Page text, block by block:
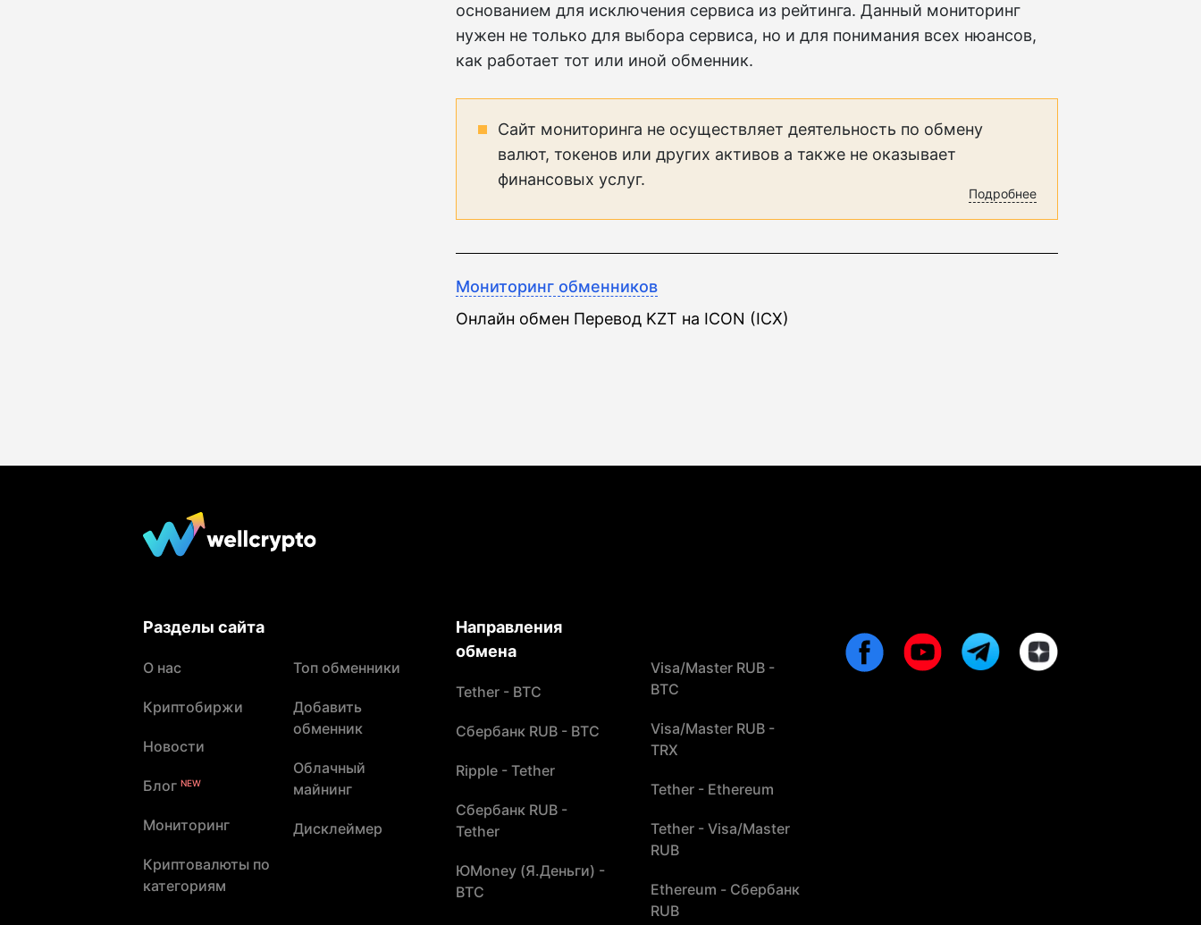
основанием для исключения сервиса из рейтинга. Данный мониторинг
нужен не только для выбора сервиса, но и для понимания всех нюансов,
как работает тот или иной обменник.
Сайт мониторинга не осуществляет деятельность по обмену
валют, токенов или других активов а также не оказывает
финансовых услуг.
Подробнее
Мониторинг обменников
Онлайн обмен Перевод KZT на ICON (ICX)
Разделы сайта
О нас
Криптобиржи
Новости
Блог NEW
Мониторинг
Криптовалюты по
категориям
Топ обменники
Добавить
обменник
Облачный
майнинг
Дисклеймер
Направления
обмена
Tether - BTC
Сбербанк RUB - BTC
Ripple - Tether
Сбербанк RUB -
Tether
ЮMoney (Я.Деньги) -
BTC
Visa/Master RUB -
BTC
Visa/Master RUB -
TRX
Tether - Ethereum
Tether - Visa/Master
RUB
Ethereum - Сбербанк
RUB